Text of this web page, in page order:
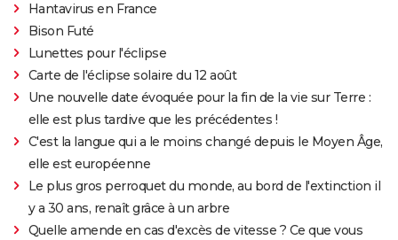
Hantavirus en France
Bison Futé
Lunettes pour l'éclipse
Carte de l'éclipse solaire du 12 août
Une nouvelle date évoquée pour la fin de la vie sur Terre :
elle est plus tardive que les précédentes !
C'est la langue qui a le moins changé depuis le Moyen Âge,
elle est européenne
Le plus gros perroquet du monde, au bord de l'extinction il
y a 30 ans, renaît grâce à un arbre
Quelle amende en cas d'excès de vitesse ? Ce que vous